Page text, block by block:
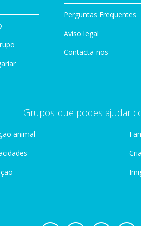
Perguntas Frequentes
Aviso legal
Contacta-nos
Grupos que podes ajudar
animal